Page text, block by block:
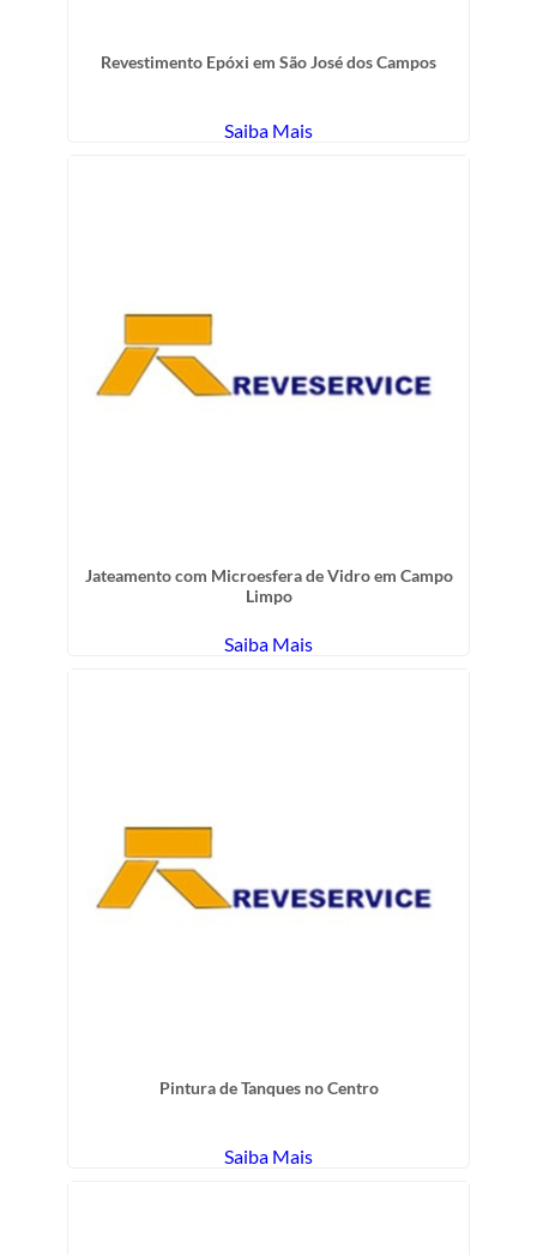
Revestimento Epóxi em São José dos Campos
Saiba Mais
Jateamento com Microesfera de Vidro em Campo
Limpo
Saiba Mais
Pintura de Tanques no Centro
Saiba Mais